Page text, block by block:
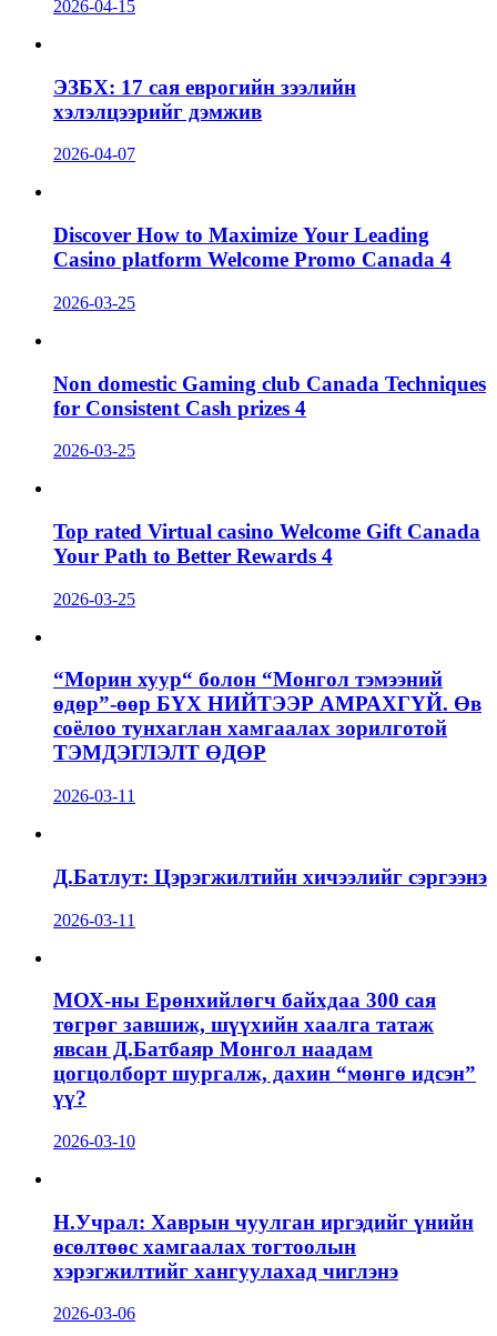
2026-04-15
ЭЗБХ: 17 сая еврогийн зээлийн
хэлэлцээрийг дэмжив
2026-04-07
Discover How to Maximize Your Leading
Casino platform Welcome Promo Canada 4
2026-03-25
Non domestic Gaming club Canada Techniques
for Consistent Cash prizes 4
2026-03-25
Top rated Virtual casino Welcome Gift Canada
Your Path to Better Rewards 4
2026-03-25
“Морин хуур“ болон “Монгол тэмээний
өдөр”-өөр БҮХ НИЙТЭЭР АМРАХГҮЙ. Өв
соёлоо тунхаглан хамгаалах зорилготой
ТЭМДЭГЛЭЛТ ӨДӨР
2026-03-11
Д.Батлут: Цэрэгжилтийн хичээлийг сэргээнэ
2026-03-11
МОХ-ны Ерөнхийлөгч байхдаа 300 сая
төгрөг завшиж, шүүхийн хаалга татаж
явсан Д.Батбаяр Монгол наадам
цогцолборт шургалж, дахин “мөнгө идсэн”
үү?
2026-03-10
Н.Учрал: Хаврын чуулган иргэдийг үнийн
өсөлтөөс хамгаалах тогтоолын
хэрэгжилтийг хангуулахад чиглэнэ
2026-03-06